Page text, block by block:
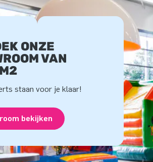
ONZE
VAN
staan voor je klaar!
bekijken